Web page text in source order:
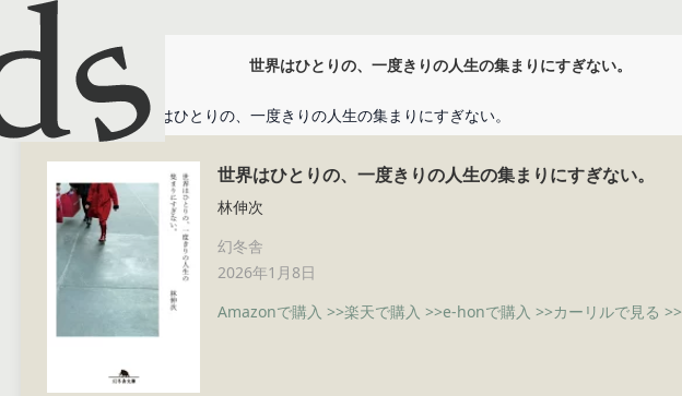
世界はひとりの、一度きりの人生の集まりにすぎない。
世界はひとりの、一度きりの人生の集まりにすぎない。
世界はひとりの、一度きりの人生の集まりにすぎない。
林伸次
幻冬舎
2026年1月8日
Amazonで購入 >>楽天で購入 >>e-honで購入 >>カーリルで見る >>